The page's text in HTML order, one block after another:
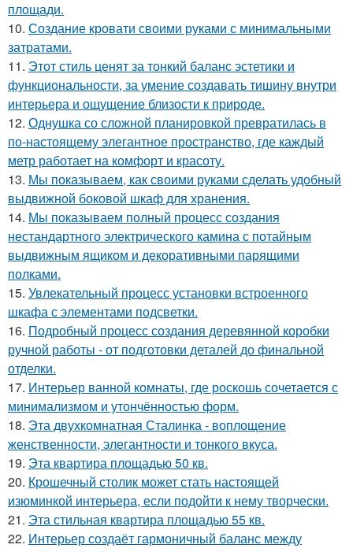
площади.
10. Создание кровати своими руками с минимальными
затратами.
11. Этот стиль ценят за тонкий баланс эстетики и
функциональности, за умение создавать тишину внутри
интерьера и ощущение близости к природе.
12. Однушка со сложной планировкой превратилась в
по-настоящему элегантное пространство, где каждый
метр работает на комфорт и красоту.
13. Мы показываем, как своими руками сделать удобный
выдвижной боковой шкаф для хранения.
14. Мы показываем полный процесс создания
нестандартного электрического камина с потайным
выдвижным ящиком и декоративными парящими
полками.
15. Увлекательный процесс установки встроенного
шкафа с элементами подсветки.
16. Подробный процесс создания деревянной коробки
ручной работы - от подготовки деталей до финальной
отделки.
17. Интерьер ванной комнаты, где роскошь сочетается с
минимализмом и утончённостью форм.
18. Эта двухкомнатная Сталинка - воплощение
женственности, элегантности и тонкого вкуса.
19. Эта квартира площадью 50 кв.
20. Крошечный столик может стать настоящей
изюминкой интерьера, если подойти к нему творчески.
21. Эта стильная квартира площадью 55 кв.
22. Интерьер создаёт гармоничный баланс между